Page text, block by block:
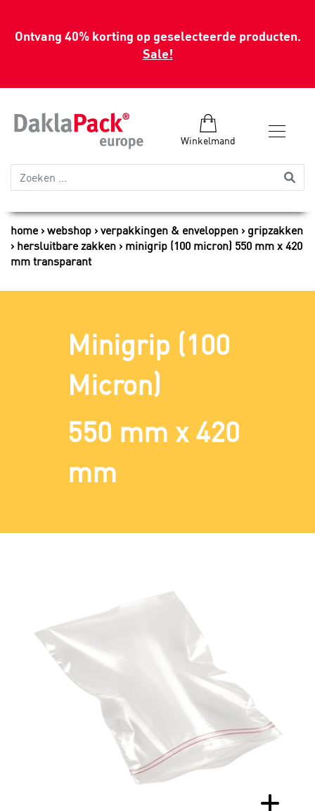
Ontvang 40% korting op geselecteerde producten.
Sale!
Winkelmand
home webshop verpakkingen & enveloppen
gripzakken
hersluitbare zakken
minigrip (100 micron) 550 mm x 420
mm transparant
Minigrip (100
Micron)
550 mm x 420
mm